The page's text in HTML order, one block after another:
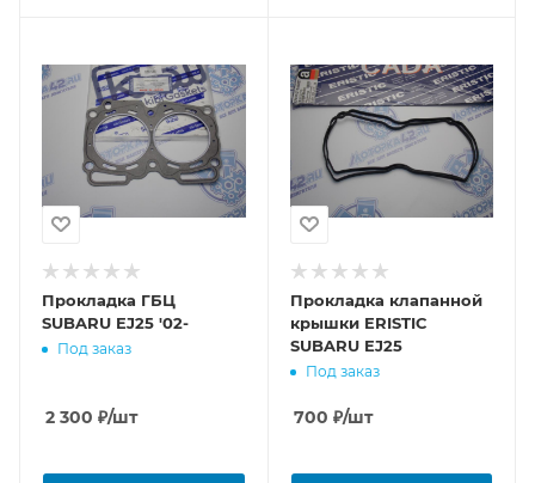
Прокладка ГБЦ
SUBARU EJ25 '02-
Под заказ
2 300 ₽/шт
Прокладка клапанной
крышки ERISTIC
SUBARU EJ25
Под заказ
700 ₽/шт